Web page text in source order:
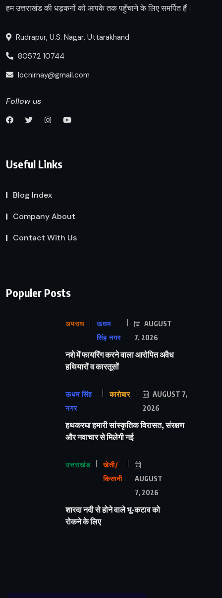
हम उत्तराखंड की धड़कनों को आपके तक पहुँचाने के लिए समर्पित हैं।
Rudrapur, U.S. Nagar, Uttarakhand
80572 10744
locnirnay@gmail.com
Follow us
Useful Links
Blog Index
Company About
Contact With Us
Populer Posts
अपराध
ऊधम
सिंह नगर
AUGUST
7, 2026
नशे में फायरिंग करने वाला आरोपित अवैध
हथियारों व कारतूसों
ऊधम सिंह
नगर
कारोबार
AUGUST 7,
2026
हथकरघा हमारी सांस्कृतिक विरासत, संरक्षण
और नवाचार से मिलेगी नई
उत्तराखंड
खेती/
किसानी
AUGUST
7, 2026
शारदा नदी से होने वाले भू-कटाव को
रोकने के लिए